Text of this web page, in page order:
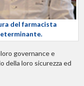
del farmacista
governance e
della loro sicurezza ed